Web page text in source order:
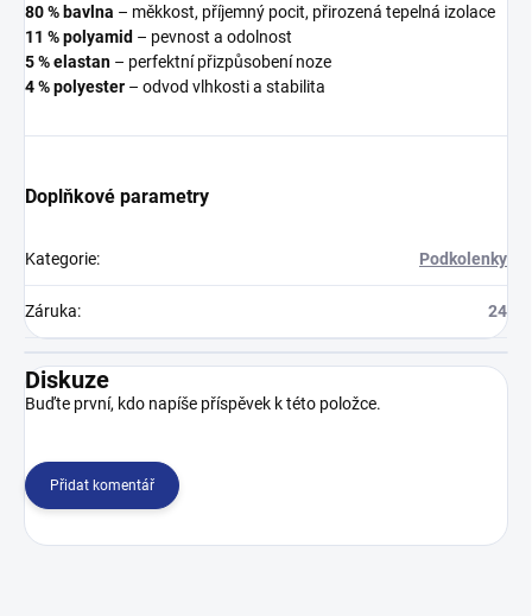
80 % bavlna – měkkost, příjemný pocit, přirozená tepelná izolace
11 % polyamid – pevnost a odolnost
5 % elastan – perfektní přizpůsobení noze
4 % polyester – odvod vlhkosti a stabilita
Doplňkové parametry
Kategorie: Podkolenky
Záruka: 24
Diskuze
Buďte první, kdo napíše příspěvek k této položce.
Přidat komentář